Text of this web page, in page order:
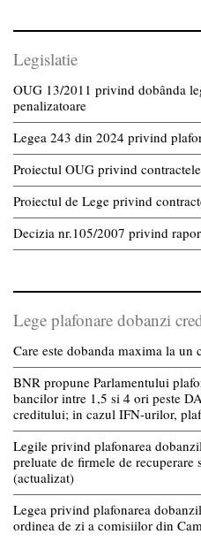
Legislatie
OUG 13/2011 privind dobânda
penalizatoare
Legea 243 din 2024 privind
Proiectul OUG privind
Proiectul de Lege privind
Decizia nr.105/2007 privind
Lege plafonare dobanzi
Care este dobanda maxima la un
BNR propune Parlamentului
bancilor intre 1,5 si 4 ori peste
creditului; in cazul IFN-urilor,
Legile privind plafonarea
preluate de firmele de recuperare
(actualizat)
Legea privind plafonarea
ordinea de zi a comisiilor din